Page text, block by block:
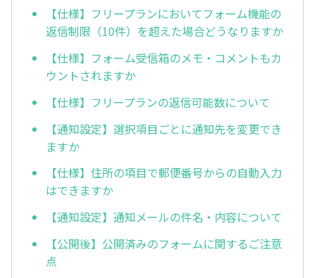
【仕様】フリープランにおいてフォーム機能の
返信制限（10件）を超えた場合どうなりますか
【仕様】フォーム受信箱のメモ・コメントもカ
ウントされますか
【仕様】フリープランの返信可能数について
【通知設定】選択項目ごとに通知先を変更でき
ますか
【仕様】住所の項目で郵便番号からの自動入力
はできますか
【通知設定】通知メールの件名・内容について
【公開後】公開済みのフォームに関するご注意
点